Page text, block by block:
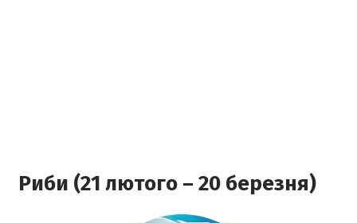
Риби (21 лютого – 20 березня)